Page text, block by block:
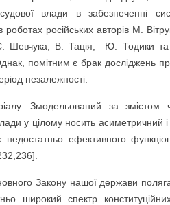
влади в забезпеченні
російських авторів М.
Шевчука, В. Тація, Ю. Тодики
помітним є брак досліджень
незалежності.
Змодельований за змістом
у цілому носить асиметричний
недостатньо ефективного
Закону нашої держави
широкий спектр